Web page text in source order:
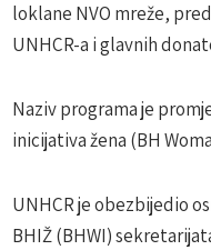
loklane NVO mreže,
UNHCR-a i glavnih
Naziv programa je
inicijativa žena (BH
UNHCR je obezbijedio
BHIŽ (BHWI)